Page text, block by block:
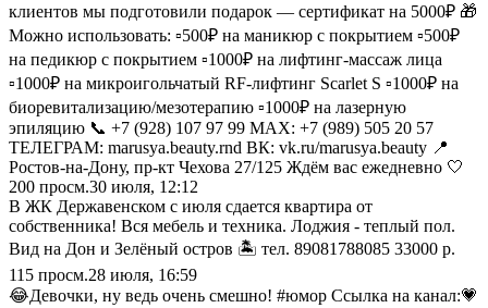
клиентов мы подготовили подарок — сертификат на 5000₽ 🎁
Можно использовать: ▫️500₽ на маникюр с покрытием ▫️500₽
на педикюр с покрытием ▫️1000₽ на лифтинг-массаж лица
▫️1000₽ на микроигольчатый RF-лифтинг Scarlet S ▫️1000₽ на
биоревитализацию/мезотерапию ▫️1000₽ на лазерную
эпиляцию 📞 +7 (928) 107 97 99 MAX: +7 (989) 505 20 57
ТЕЛЕГРАМ: marusya.beauty.rnd ВК: vk.ru/marusya.beauty 📍
Ростов-на-Дону, пр-кт Чехова 27/125 Ждём вас ежедневно 🤍
200 просм.30 июля, 12:12
В ЖК Державенском с июля сдается квартира от
собственника! Вся мебель и техника. Лоджия - теплый пол.
Вид на Дон и Зелёный остров 🏝️ тел. 89081788085 33000 р.
115 просм.28 июля, 16:59
😂Девочки, ну ведь очень смешно! #юмор Ссылка на канал:💗